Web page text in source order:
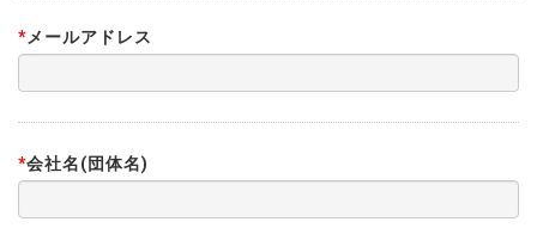
*メールアドレス
*会社名(団体名)